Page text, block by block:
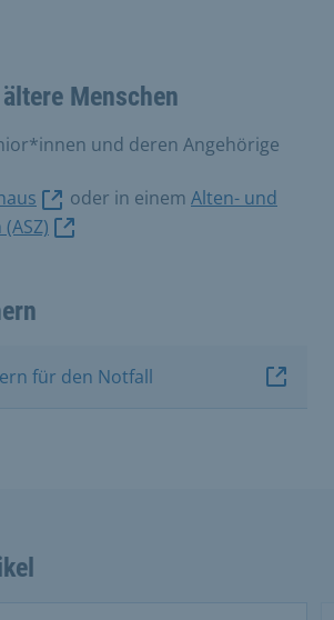
Menschen
und deren Angehörige
oder in einem Alten- und
für den Notfall